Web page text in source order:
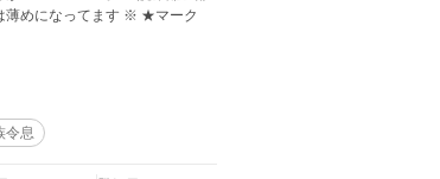
薄めになってます ※ ★マーク
令息